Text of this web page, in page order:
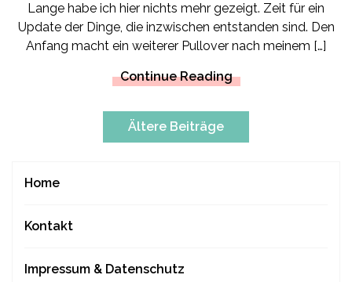
Lange habe ich hier nichts mehr gezeigt. Zeit für ein
Update der Dinge, die inzwischen entstanden sind. Den
Anfang macht ein weiterer Pullover nach meinem […]
Continue Reading
BeitragsnavigationÄltere Beiträge
Home
Kontakt
Impressum & Datenschutz